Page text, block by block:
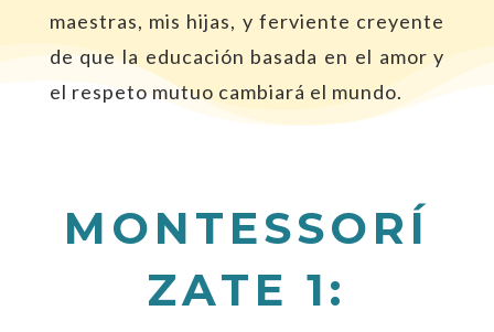
maestras, mis hijas, y ferviente creyente
de que la educación basada en el amor y
el respeto mutuo cambiará el mundo.
MONTESSORÍ
ZATE 1: